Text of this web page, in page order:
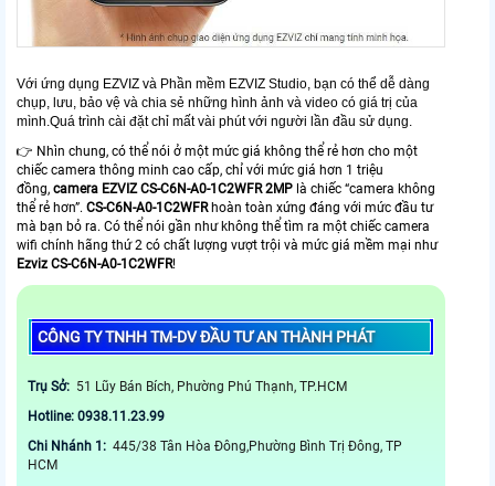
Với ứng dụng EZVIZ và Phần mềm EZVIZ Studio, bạn có thể dễ dàng
chụp, lưu, bảo vệ và chia sẻ những hình ảnh và video có giá trị của
mình.Quá trình cài đặt chỉ mất vài phút với người lần đầu sử dụng.
👉 Nhìn chung, có thể nói ở một mức giá không thể rẻ hơn cho một
chiếc camera thông minh cao cấp, chỉ với mức giá hơn 1 triệu
đồng, camera EZVIZCS-C6N-A0-1C2WFR 2MP là chiếc “camera không
thể rẻ hơn”. CS-C6N-A0-1C2WFRhoàn toàn xứng đáng với mức đầu tư
mà bạn bỏ ra. Có thể nói gần như không thể tìm ra một chiếc camera
wifi chính hãng thứ 2 có chất lượng vượt trội và mức giá mềm mại như
Ezviz CS-C6N-A0-1C2WFR!
CÔNG TY TNHH TM-DV ĐẦU TƯ AN THÀNH PHÁT
Trụ Sở: 51 Lũy Bán Bích, Phường Phú Thạnh, TP.HCM
Hotline: 0938.11.23.99
Chi Nhánh 1: 445/38 Tân Hòa Đông,Phường Bình Trị Đông, TP
HCM